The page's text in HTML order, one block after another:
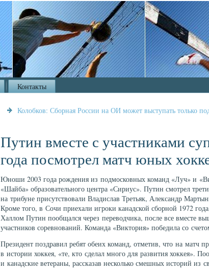
Контакты
Колобков: Сборная России на ОИ может выступать только
Путин вместе с участниками
года посмотрел матч юных
Юноши 2003 года рождения из подмосковных команд «Луч» и
«Шайба» образовательного центра «Сириус». Путин смотрел
на трибуне присутствовали Владислав Третьяк, Александр
Кроме того, в Сочи приехали игроки канадской сборной 1972
Халлом Путин пообщался через переводчика, после все вместе
участников соревнований. Команда «Виктория» победила со
Президент поздравил ребят обеих команд, отметив, что на матч
в истории хоккея, «те, кто сделал много для развития хоккея».
и канадские ветераны, рассказав несколько смешных историй из